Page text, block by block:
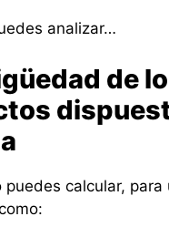
analizar…
de
puedes calcular, para